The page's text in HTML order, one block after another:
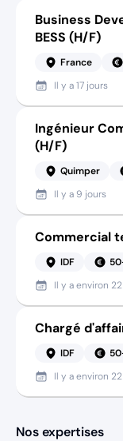
Business
BESS (H/F)
France
Il y a17 jours
Ingénieur
(H/F)
Quimper
Il y a 9 jours
Commercial
IDF
Il y aenviron
Chargé
IDF
Il y aenviron
Nos expertises